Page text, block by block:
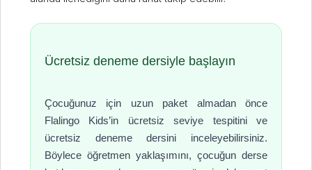
Ücretsiz deneme dersiyle başlayın
Çocuğunuz için uzun paket almadan önce
Flalingo Kids’in ücretsiz seviye tespitini ve
ücretsiz deneme dersini inceleyebilirsiniz.
Böylece öğretmen yaklaşımını, çocuğun derse